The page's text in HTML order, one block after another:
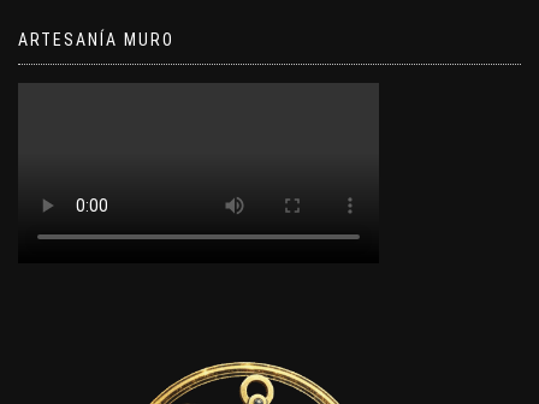
ARTESANÍA MURO